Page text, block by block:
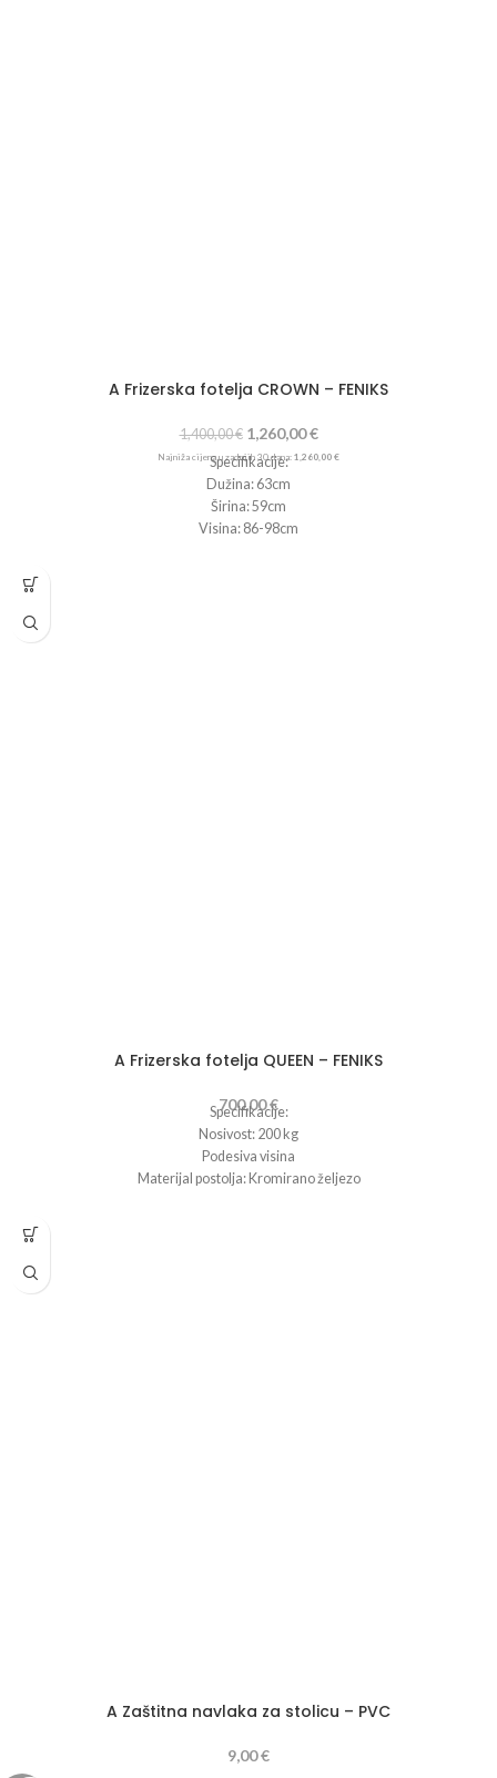
A Frizerska fotelja CROWN – FENIKS
1,400,00€ 1,260,00€
Najniža cijena u zadnjih 30 dana: 1,260,00 €
Specifikacije:
Dužina: 63cm
Širina: 59cm
Visina: 86-98cm
A Frizerska fotelja QUEEN – FENIKS
700,00€
Specifikacije:
Nosivost: 200 kg
Podesiva visina
Materijal postolja: Kromirano željezo
A Zaštitna navlaka za stolicu – PVC
9,00€